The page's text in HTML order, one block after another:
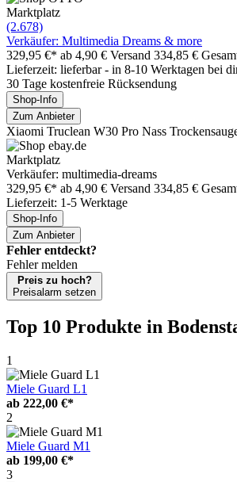
Marktplatz
(2.678)
Verkäufer: Multimedia Dreams & more
329,95 €* ab 4,90 € Versand 334,85 €
Lieferzeit: lieferbar - in 8-10 Werktagen bei
30 Tage kostenfreie Rücksendung
Shop-Info
Zum Anbieter
Xiaomi Truclean W30 Pro Nass
Marktplatz
Verkäufer: multimedia-dreams
329,95 €* ab 4,90 € Versand 334,85 €
Lieferzeit: 1-5 Werktage
Shop-Info
Zum Anbieter
Fehler entdeckt?
Fehler melden
Preis zu hoch?
Preisalarm setzen
Top 10 Produkte in
1
Miele Guard L1
ab 222,00 €*
2
Miele Guard M1
ab 199,00 €*
3